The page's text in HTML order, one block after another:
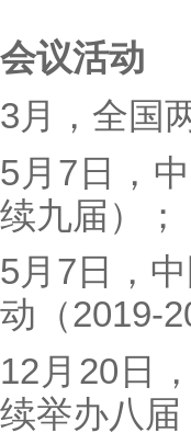
会议活动
3月，全国
5月7日，
续九届）；
5月7日，
动（2019-
12月20日
续举办八